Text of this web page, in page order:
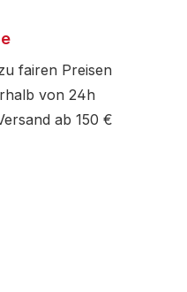
fairen Preisen
von 24h
ab 150 €